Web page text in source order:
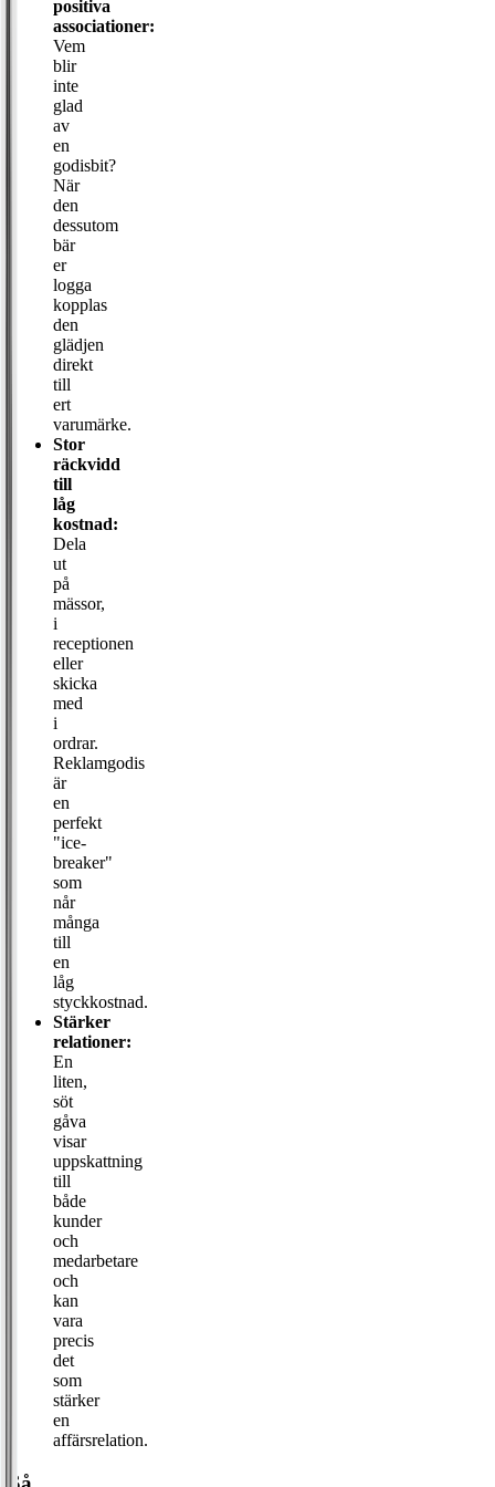
positiva
associationer:
Vem
blir
inte
glad
av
en
godisbit?
När
den
dessutom
bär
er
logga
kopplas
den
glädjen
direkt
till
ert
varumärke.
Stor
räckvidd
till
låg
kostnad:
Dela
ut
på
mässor,
i
receptionen
eller
skicka
med
i
ordrar.
Reklamgodis
är
en
perfekt
"ice-
breaker"
som
når
många
till
en
låg
styckkostnad.
Stärker
relationer:
En
liten,
söt
gåva
visar
uppskattning
till
både
kunder
och
medarbetare
och
kan
vara
precis
det
som
stärker
en
affärsrelation.